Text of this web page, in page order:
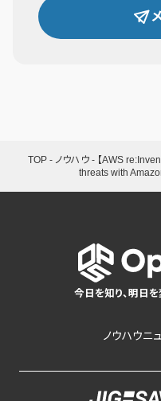
TOP - ノウハウ - 【AWS
threats with
今日を知り、明日
ノウハウニ